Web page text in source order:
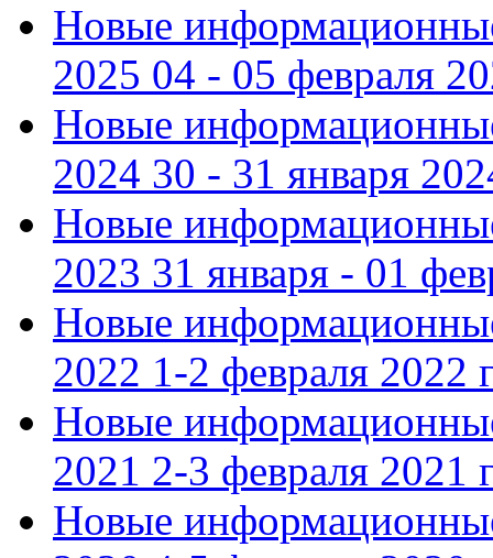
Новые
2025 04 - 05 февраля
Новые
2024 30 - 31 января
Новые
2023 31 января - 01
Новые
2022 1-2 февраля 2022
Новые
2021 2-3 февраля 2021
Новые